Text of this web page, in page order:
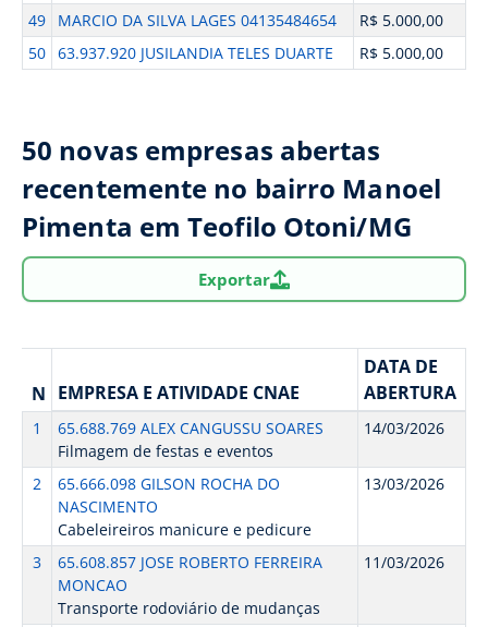
49 MARCIO DA SILVA LAGES 04135484654
R$ 5.000,00
50 63.937.920 JUSILANDIA TELES DUARTE R$ 5.000,00
50 novas empresas abertas
recentemente no bairro Manoel
Pimenta em Teofilo Otoni/MG
Exportar
N EMPRESA E ATIVIDADE CNAE
DATA DE
ABERTURA
1
65.688.769 ALEX CANGUSSU SOARES
Filmagem de festas e eventos
14/03/2026
2
65.666.098 GILSON ROCHA DO
NASCIMENTO
Cabeleireiros manicure e pedicure
13/03/2026
3
65.608.857 JOSE ROBERTO FERREIRA
MONCAO
Transporte rodoviário de mudanças
11/03/2026